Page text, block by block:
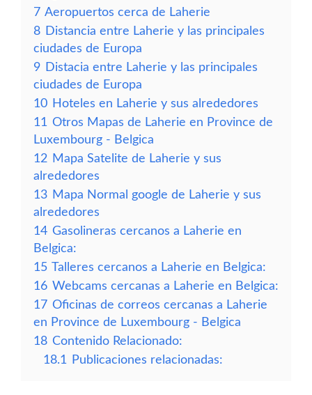
7 Aeropuertos cerca de Laherie
8 Distancia entre Laherie y las principales
ciudades de Europa
9 Distacia entre Laherie y las principales
ciudades de Europa
10 Hoteles en Laherie y sus alrededores
11 Otros Mapas de Laherie en Province de
Luxembourg - Belgica
12 Mapa Satelite de Laherie y sus
alrededores
13 Mapa Normal google de Laherie y sus
alrededores
14 Gasolineras cercanos a Laherie en
Belgica:
15 Talleres cercanos a Laherie en Belgica:
16 Webcams cercanas a Laherie en Belgica:
17 Oficinas de correos cercanas a Laherie
en Province de Luxembourg - Belgica
18 Contenido Relacionado:
18.1
Publicaciones relacionadas: